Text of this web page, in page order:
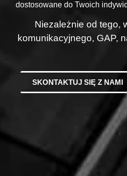
dostosowane do Twoich
Niezależnie od tego,
komunikacyjnego, GAP,
SKONTAKTUJ SIĘ Z NAMI